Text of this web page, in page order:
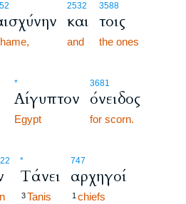
2532
και
and
3588
τοις
the ones
*
Αίγυπτον
Egypt
3681
όνειδος
for scorn.
*
Τάνει
3Tanis
747
αρχηγοί
1 chiefs